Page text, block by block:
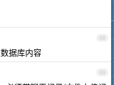
68
据库内容
69